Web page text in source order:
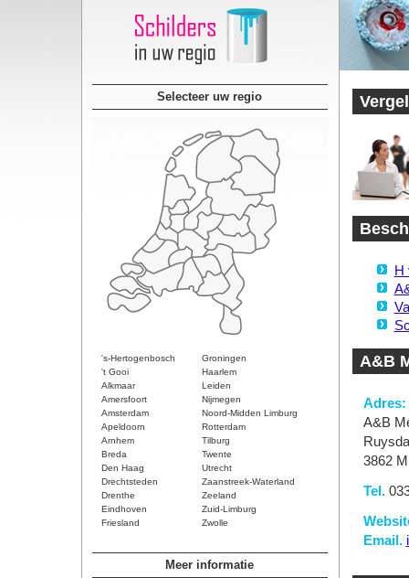
Selecteer uw regio
's-Hertogenbosch
Groningen
't Gooi
Haarlem
Alkmaar
Leiden
Amersfoort
Nijmegen
Amsterdam
Noord-Midden Limburg
Apeldoorn
Rotterdam
Arnhem
Tilburg
Breda
Twente
Den Haag
Utrecht
Drechtsteden
Zaanstreek-Waterland
Drenthe
Zeeland
Eindhoven
Zuid-Limburg
Friesland
Zwolle
Meer informatie
H
A&B
Adres:
A&B
3862
Tel.
Email.